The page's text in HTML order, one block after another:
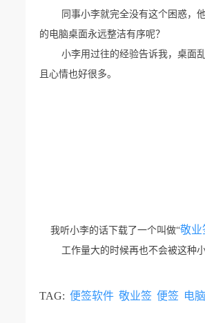
同事小李就完全没有这个困惑，
的电脑桌面永远整洁有序呢？
小李用过往的经验告诉我，桌面
且心情也好很多。
我听小李的话下载了一个叫做“敬业
工作量大的时候再也不会被这种
TAG: 便签软件 敬业签 便签 电